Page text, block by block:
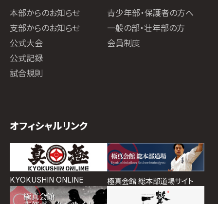
本部からのお知らせ
支部からのお知らせ
公式大会
公式記録
試合規則
青少年部・保護者の方へ
一般の部・壮年部の方
会員制度
オフィシャルリンク
KYOKUSHIN ONLINE 極真会館 総本部道場サイト